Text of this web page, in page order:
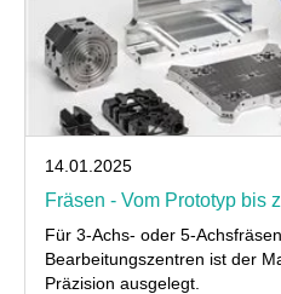
14.01.2025
Fräsen - Vom Prototyp bis
Für 3-Achs- oder 5-
Bearbeitungszentren ist der
Präzision ausgelegt.